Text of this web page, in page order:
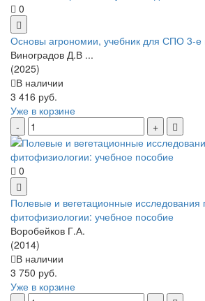
0
Основы агрономии, учебник для СПО 3-е
Виноградов Д.В ...
(2025)
В наличии
3 416 руб.
Уже в корзине
0
Полевые и вегетационные исследования
фитофизиологии: учебное пособие
Воробейков Г.А.
(2014)
В наличии
3 750 руб.
Уже в корзине